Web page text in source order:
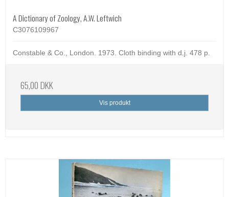
A Dictionary of Zoology, A.W. Leftwich
C3076109967
Constable & Co., London. 1973. Cloth binding with d.j. 478 p.
65,00 DKK
Vis produkt